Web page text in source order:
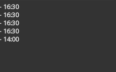
16:30
16:30
16:30
16:30
14:00